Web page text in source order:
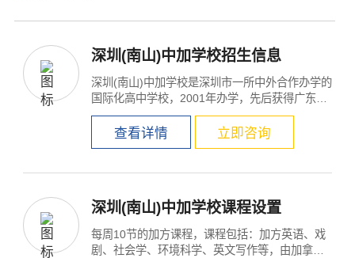
深圳(南山)中加学校招生信息
深圳(南山)中加学校是深圳市一所中外合作办学的
国际化高中学校，2001年办学，先后获得广东省
一级学校、深圳...
查看详情 立即咨询
深圳(南山)中加学校课程设置
每周10节的加方课程，课程包括：加方英语、戏
剧、社会学、环境科学、英文写作等，由加拿大